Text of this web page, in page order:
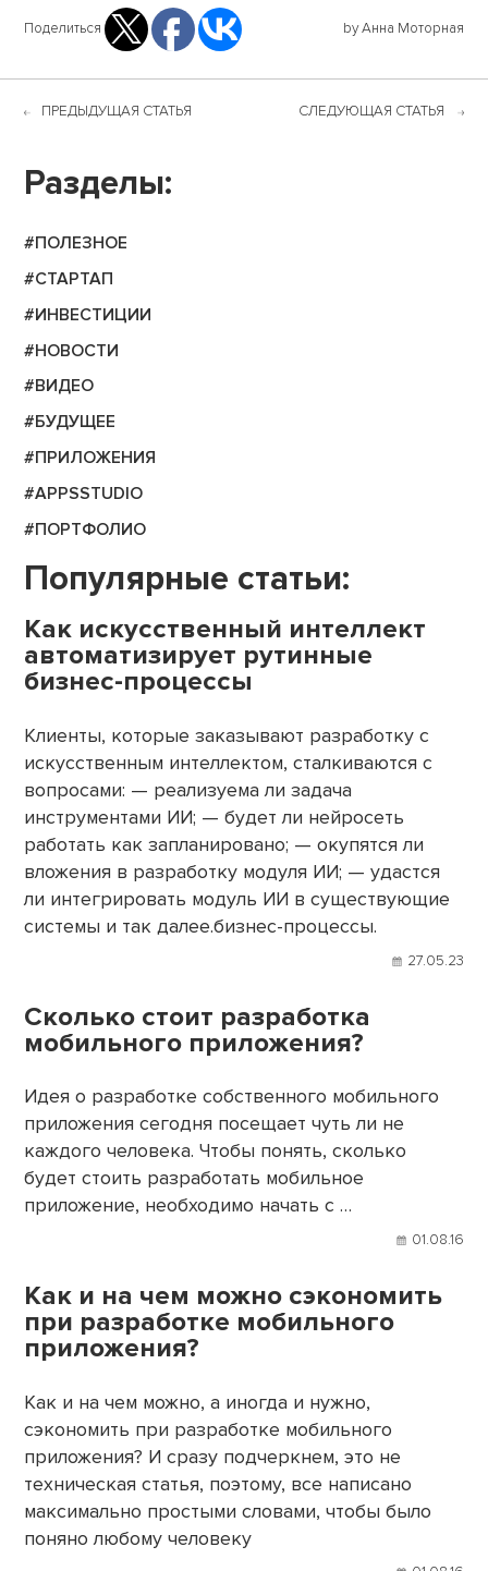
Поделиться by Анна Моторная
ПРЕДЫДУЩАЯ СТАТЬЯ СЛЕДУЮЩАЯ СТАТЬЯ
Разделы:
#ПОЛЕЗНОЕ
#СТАРТАП
#ИНВЕСТИЦИИ
#НОВОСТИ
#ВИДЕО
#БУДУЩЕЕ
#ПРИЛОЖЕНИЯ
#APPSSTUDIO
#ПОРТФОЛИО
Популярные статьи:
Как искусственный интеллект
автоматизирует рутинные
бизнес-процессы
Клиенты, которые заказывают разработку с
искусственным интеллектом, сталкиваются с
вопросами: — реализуема ли задача
инструментами ИИ; — будет ли нейросеть
работать как запланировано; — окупятся ли
вложения в разработку модуля ИИ; — удастся
ли интегрировать модуль ИИ в существующие
системы и так далее.бизнес-процессы.
27.05.23
Сколько стоит разработка
мобильного приложения?
Идея о разработке собственного мобильного
приложения сегодня посещает чуть ли не
каждого человека. Чтобы понять, сколько
будет стоить разработать мобильное
приложение, необходимо начать с …
01.08.16
Как и на чем можно сэкономить
при разработке мобильного
приложения?
Как и на чем можно, а иногда и нужно,
сэкономить при разработке мобильного
приложения? И сразу подчеркнем, это не
техническая статья, поэтому, все написано
максимально простыми словами, чтобы было
поняно любому человеку